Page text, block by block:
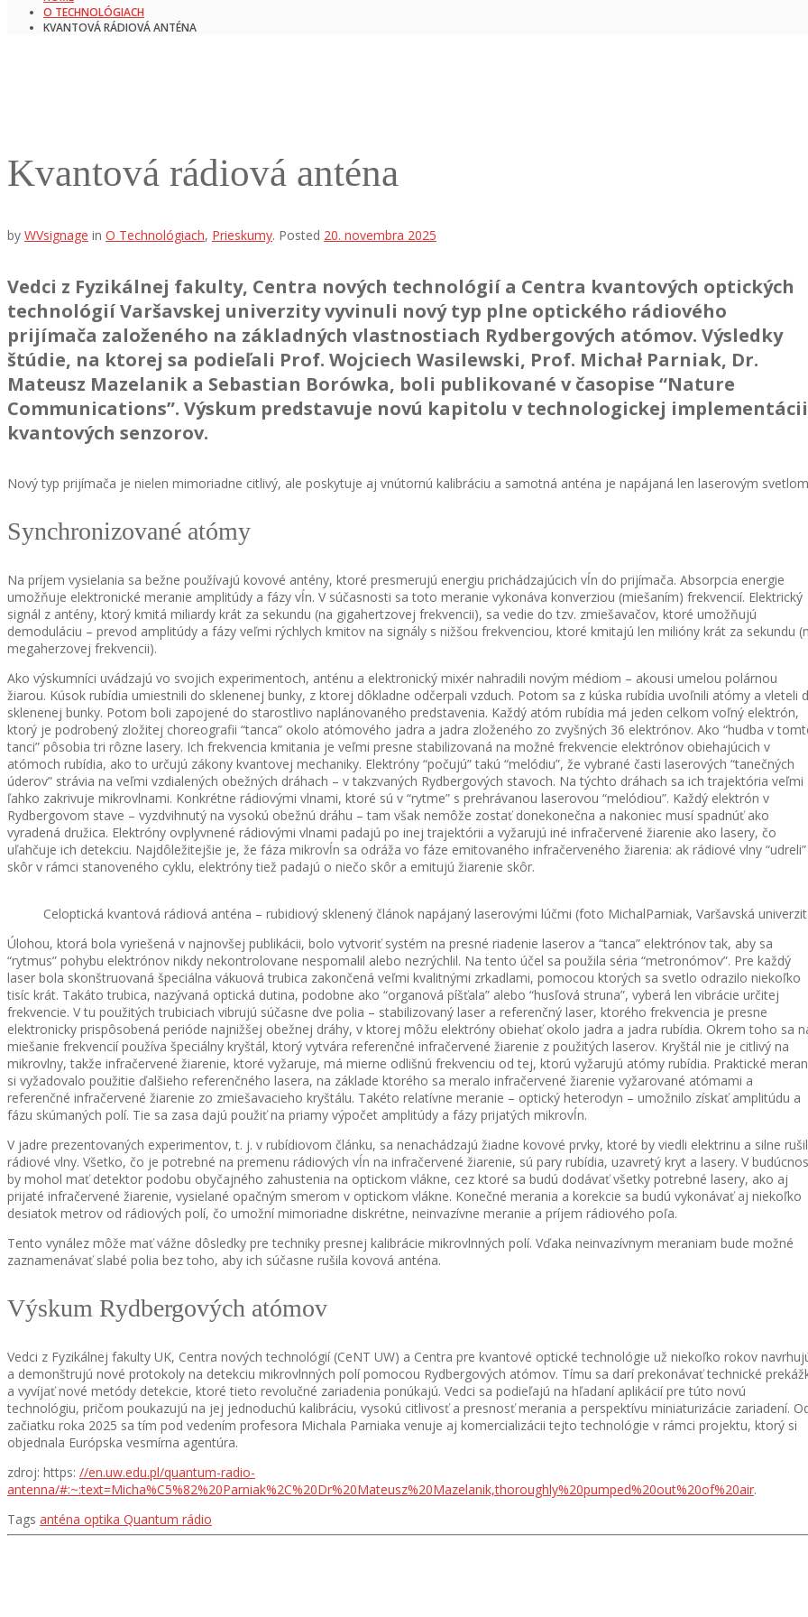
O TECHNOLÓGIACH
KVANTOVÁ RÁDIOVÁ ANTÉNA
Kvantová rádiová anténa
by WVsignage in O Technológiach, Prieskumy. Posted 20. novembra 2025
Vedci z Fyzikálnej fakulty, Centra nových technológií a Centra kvantových optických
technológií Varšavskej univerzity vyvinuli nový typ plne optického rádiového
prijímača založeného na základných vlastnostiach Rydbergových atómov. Výsledky
štúdie, na ktorej sa podieľali Prof. Wojciech Wasilewski, Prof. Michał Parniak, Dr.
Mateusz Mazelanik a Sebastian Borówka, boli publikované v časopise “Nature
Communications”. Výskum predstavuje novú kapitolu v technologickej implementácii
kvantových senzorov.
Nový typ prijímača je nielen mimoriadne citlivý, ale poskytuje aj vnútornú kalibráciu a samotná anténa je napájaná len laserovým
Synchronizované atómy
Na príjem vysielania sa bežne používajú kovové antény, ktoré presmerujú energiu prichádzajúcich vĺn do prijímača. Absorpcia energie
umožňuje elektronické meranie amplitúdy a fázy vĺn. V súčasnosti sa toto meranie vykonáva konverziou (miešaním) frekvencií. Elektrický
signál z antény, ktorý kmitá miliardy krát za sekundu (na gigahertzovej frekvencii), sa vedie do tzv. zmiešavačov, ktoré umožňujú
demoduláciu – prevod amplitúdy a fázy veľmi rýchlych kmitov na signály s nižšou frekvenciou, ktoré kmitajú len milióny krát za sekundu
megaherzovej frekvencii).
Ako výskumníci uvádzajú vo svojich experimentoch, anténu a elektronický mixér nahradili novým médiom – akousi umelou polárnou
žiarou. Kúsok rubídia umiestnili do sklenenej bunky, z ktorej dôkladne odčerpali vzduch. Potom sa z kúska rubídia uvoľnili atómy a vleteli
sklenenej bunky. Potom boli zapojené do starostlivo naplánovaného predstavenia. Každý atóm rubídia má jeden celkom voľný elektrón,
ktorý je podrobený zložitej choreografii “tanca” okolo atómového jadra a jadra zloženého zo zvyšných 36 elektrónov. Ako “hudba v
tanci” pôsobia tri rôzne lasery. Ich frekvencia kmitania je veľmi presne stabilizovaná na možné frekvencie elektrónov obiehajúcich v
atómoch rubídia, ako to určujú zákony kvantovej mechaniky. Elektróny “počujú” takú “melódiu”, že vybrané časti laserových “tanečných
úderov” strávia na veľmi vzdialených obežných dráhach – v takzvaných Rydbergových stavoch. Na týchto dráhach sa ich trajektória veľmi
ľahko zakrivuje mikrovlnami. Konkrétne rádiovými vlnami, ktoré sú v “rytme” s prehrávanou laserovou “melódiou”. Každý elektrón v
Rydbergovom stave – vyzdvihnutý na vysokú obežnú dráhu – tam však nemôže zostať donekonečna a nakoniec musí spadnúť ako
vyradená družica. Elektróny ovplyvnené rádiovými vlnami padajú po inej trajektórii a vyžarujú iné infračervené žiarenie ako lasery, čo
uľahčuje ich detekciu. Najdôležitejšie je, že fáza mikrovĺn sa odráža vo fáze emitovaného infračerveného žiarenia: ak rádiové vlny “udreli”
skôr v rámci stanoveného cyklu, elektróny tiež padajú o niečo skôr a emitujú žiarenie skôr.
Celoptická kvantová rádiová anténa – rubidiový sklenený článok napájaný laserovými lúčmi (foto MichalParniak, Varšavská
Úlohou, ktorá bola vyriešená v najnovšej publikácii, bolo vytvoriť systém na presné riadenie laserov a “tanca” elektrónov tak, aby sa
“rytmus” pohybu elektrónov nikdy nekontrolovane nespomalil alebo nezrýchlil. Na tento účel sa použila séria “metronómov”. Pre každý
laser bola skonštruovaná špeciálna vákuová trubica zakončená veľmi kvalitnými zrkadlami, pomocou ktorých sa svetlo odrazilo niekoľko
tisíc krát. Takáto trubica, nazývaná optická dutina, podobne ako “organová píšťala” alebo “husľová struna”, vyberá len vibrácie určitej
frekvencie. V tu použitých trubiciach vibrujú súčasne dve polia – stabilizovaný laser a referenčný laser, ktorého frekvencia je presne
elektronicky prispôsobená perióde najnižšej obežnej dráhy, v ktorej môžu elektróny obiehať okolo jadra a jadra rubídia. Okrem toho sa
miešanie frekvencií používa špeciálny kryštál, ktorý vytvára referenčné infračervené žiarenie z použitých laserov. Kryštál nie je citlivý na
mikrovlny, takže infračervené žiarenie, ktoré vyžaruje, má mierne odlišnú frekvenciu od tej, ktorú vyžarujú atómy rubídia. Praktické
si vyžadovalo použitie ďalšieho referenčného lasera, na základe ktorého sa meralo infračervené žiarenie vyžarované atómami a
referenčné infračervené žiarenie zo zmiešavacieho kryštálu. Takéto relatívne meranie – optický heterodyn – umožnilo získať amplitúdu a
fázu skúmaných polí. Tie sa zasa dajú použiť na priamy výpočet amplitúdy a fázy prijatých mikrovĺn.
V jadre prezentovaných experimentov, t. j. v rubídiovom článku, sa nenachádzajú žiadne kovové prvky, ktoré by viedli elektrinu a silne
rádiové vlny. Všetko, čo je potrebné na premenu rádiových vĺn na infračervené žiarenie, sú pary rubídia, uzavretý kryt a lasery. V
by mohol mať detektor podobu obyčajného zahustenia na optickom vlákne, cez ktoré sa budú dodávať všetky potrebné lasery, ako aj
prijaté infračervené žiarenie, vysielané opačným smerom v optickom vlákne. Konečné merania a korekcie sa budú vykonávať aj niekoľko
desiatok metrov od rádiových polí, čo umožní mimoriadne diskrétne, neinvazívne meranie a príjem rádiového poľa.
Tento vynález môže mať vážne dôsledky pre techniky presnej kalibrácie mikrovlnných polí. Vďaka neinvazívnym meraniam bude možné
zaznamenávať slabé polia bez toho, aby ich súčasne rušila kovová anténa.
Výskum Rydbergových atómov
Vedci z Fyzikálnej fakulty UK, Centra nových technológií (CeNT UW) a Centra pre kvantové optické technológie už niekoľko rokov
a demonštrujú nové protokoly na detekciu mikrovlnných polí pomocou Rydbergových atómov. Tímu sa darí prekonávať technické
a vyvíjať nové metódy detekcie, ktoré tieto revolučné zariadenia ponúkajú. Vedci sa podieľajú na hľadaní aplikácií pre túto novú
technológiu, pričom poukazujú na jej jednoduchú kalibráciu, vysokú citlivosť a presnosť merania a perspektívu miniaturizácie zariadení.
začiatku roka 2025 sa tím pod vedením profesora Michala Parniaka venuje aj komercializácii tejto technológie v rámci projektu, ktorý si
objednala Európska vesmírna agentúra.
zdroj: https: //en.uw.edu.pl/quantum-radio-
antenna/#:~:text=Micha%C5%82%20Parniak%2C%20Dr%20Mateusz%20Mazelanik,thoroughly%20pumped%20out%20of%20air.
Tags anténa optika Quantum rádio